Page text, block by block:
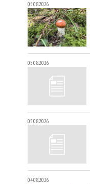
05.08.2026
05.08.2026
05.08.2026
04.08.2026